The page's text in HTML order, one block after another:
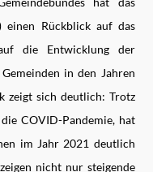
einen Rückblick auf das
die Entwicklung der
in den Jahren
zeigt sich deutlich: Trotz
COVID-Pandemie, hat
im Jahr 2021 deutlich
nicht nur steigende